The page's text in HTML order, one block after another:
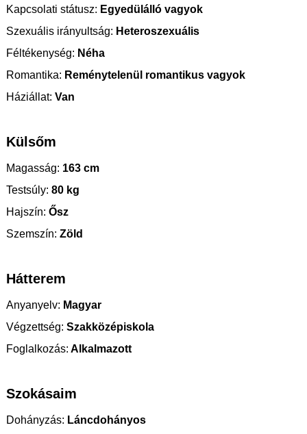
Kapcsolati státusz: Egyedülálló vagyok
Szexuális irányultság: Heteroszexuális
Féltékenység: Néha
Romantika: Reménytelenül romantikus vagyok
Háziállat: Van
Külsőm
Magasság: 163 cm
Testsúly: 80 kg
Hajszín: Ősz
Szemszín: Zöld
Hátterem
Anyanyelv: Magyar
Végzettség: Szakközépiskola
Foglalkozás: Alkalmazott
Szokásaim
Dohányzás: Láncdohányos